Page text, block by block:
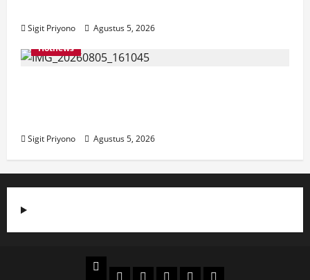
Sigit Priyono
Agustus 5, 2026
Hotnews
Sigit Priyono Agustus 5, 2026
Beranda
PolitikOtomotifEkonomiSosialtentang